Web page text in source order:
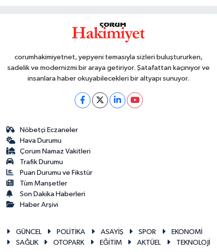
corumhakimiyetnet, yepyeni temasıyla sizleri buluştururken,
sadelik ve modernizmi bir araya getiriyor. Şatafattan kaçınıyor ve
insanlara haber okuyabilecekleri bir altyapı sunuyor.
Nöbetçi Eczaneler
Hava Durumu
Çorum Namaz Vakitleri
Trafik Durumu
Puan Durumu ve Fikstür
Tüm Manşetler
Son Dakika Haberleri
Haber Arşivi
GÜNCEL POLİTİKA ASAYİŞ SPOR
EKONOMİ
SAĞLIK
OTOPARK EĞİTİM AKTÜEL TEKNOLOJİ